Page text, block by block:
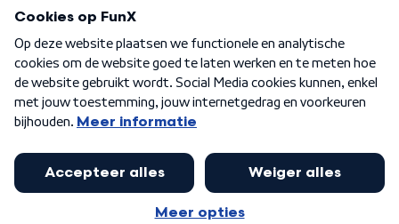
Algemene voorwaarden Privacybeleid